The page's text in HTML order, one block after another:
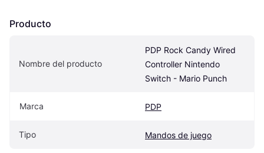
Producto
Nombre del producto
PDP Rock Candy Wired
Controller Nintendo
Switch - Mario Punch
Marca PDP
Tipo Mandos de juego